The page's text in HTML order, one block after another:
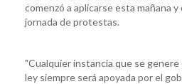
comenzó a aplicarse esta mañana
jornada de protestas.
"Cualquier instancia que se
ley siempre será apoyada por el